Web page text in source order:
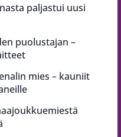
paljastui uusi
puolustajan –
mies – kauniit